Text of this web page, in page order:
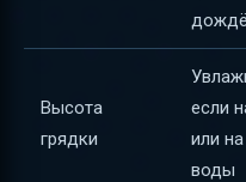
Высота
грядки
если
или
воды